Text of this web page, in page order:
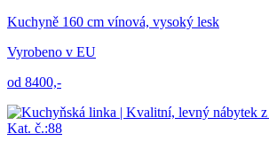
Kuchyně 160 cm vínová, vysoký lesk
Vyrobeno v EU
od 8400,-
Kat. č.:88